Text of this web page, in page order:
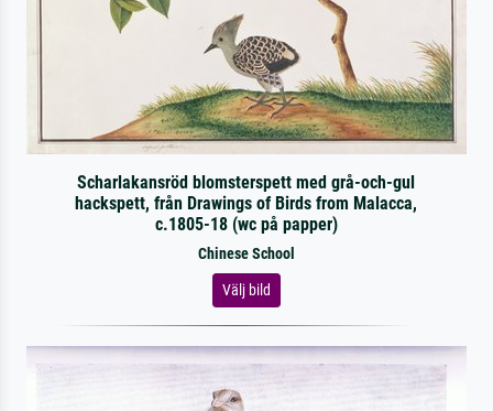
Scharlakansröd blomsterspett med grå-och-gul
hackspett, från Drawings of Birds from Malacca,
c.1805-18 (wc på papper)
Chinese School
Välj bild